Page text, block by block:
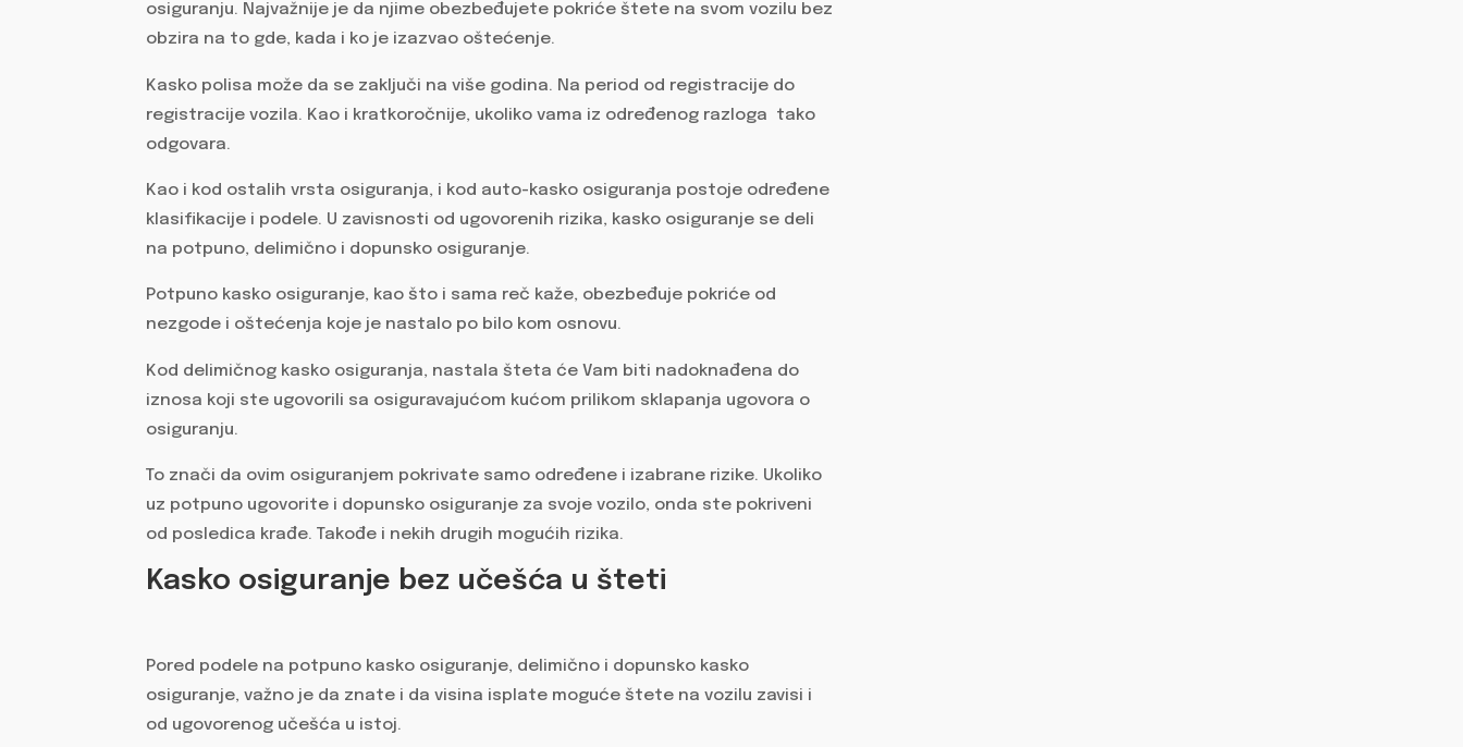
osiguranju. Najvažnije je da njime obezbeđujete pokriće štete na svom vozilu bez
obzira na to gde, kada i ko je izazvao oštećenje.
Kasko polisa može da se zaključi na više godina. Na period od registracije do
registracije vozila. Kao i kratkoročnije, ukoliko vama iz određenog razloga tako
odgovara.
Kao i kod ostalih vrsta osiguranja, i kod auto-kasko osiguranja postoje određene
klasifikacije i podele. U zavisnosti od ugovorenih rizika, kasko osiguranje se deli
na potpuno, delimično i dopunsko osiguranje.
Potpuno kasko osiguranje, kao što i sama reč kaže, obezbeđuje pokriće od
nezgode i oštećenja koje je nastalo po bilo kom osnovu.
Kod delimičnog kasko osiguranja, nastala šteta će Vam biti nadoknađena do
iznosa koji ste ugovorili sa osiguravajućom kućom prilikom sklapanja ugovora o
osiguranju.
To znači da ovim osiguranjem pokrivate samo određene i izabrane rizike. Ukoliko
uz potpuno ugovorite i dopunsko osiguranje za svoje vozilo, onda ste pokriveni
od posledica krađe. Takođe i nekih drugih mogućih rizika.
Kasko osiguranje bez učešća u šteti
Pored podele na potpuno kasko osiguranje, delimično i dopunsko kasko
osiguranje, važno je da znate i da visina isplate moguće štete na vozilu zavisi i
od ugovorenog učešća u istoj.